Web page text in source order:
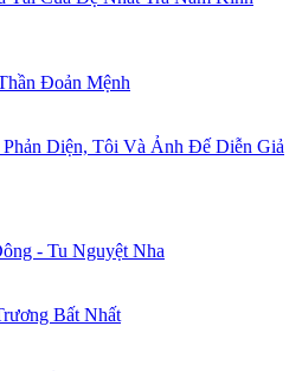
Đoản Mệnh
Diện, Tôi Và Ảnh Đế Diễn Giả
- Tu Nguyệt Nha
Bất Nhất